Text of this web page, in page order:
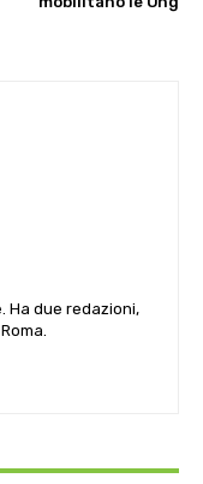
Ha due redazioni,